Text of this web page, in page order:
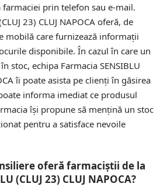
farmaciei prin telefon sau e-mail.
23) CLUJ NAPOCA oferă, de
mobilă care furnizează informații
disponibile. În cazul în care un
stoc, echipa Farmacia SENSIBLU
îi poate asista pe clienți în găsirea
informa imediat ce produsul
își propune să mențină un stoc
pentru a satisface nevoile
oferă farmaciștii de la
(CLUJ 23) CLUJ NAPOCA?